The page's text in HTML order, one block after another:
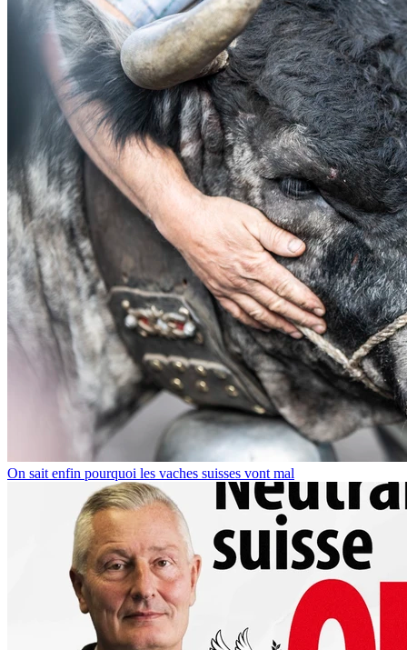
On sait enfin pourquoi les vaches suisses vont mal